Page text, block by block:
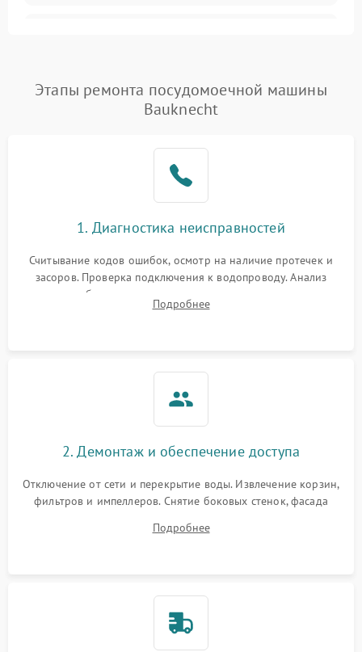
Проблемы с набором
воды
1800 ₽ Подробнее →
1700 ₽
циркуляционным насосом
2100 ₽ Подробнее →
Этапы ремонта посудомоечной машины
Bauknecht
1. Диагностика неисправностей
Считывание кодов ошибок, осмотр на наличие протечек и
засоров. Проверка подключения к водопроводу. Анализ
жалоб на отсутствие слива, нагрева, вращения
разбрызгивателей или срабатывание системы защиты
Подробнее
2. Демонтаж и обеспечение доступа
Отключение от сети и перекрытие воды. Извлечение корзин,
фильтров и импеллеров. Снятие боковых стенок, фасада
циркуляционному насосу, ТЭНу и сливной помпе.
Подробнее